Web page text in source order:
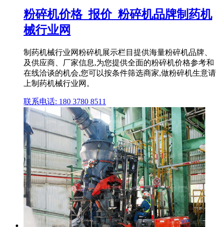
粉碎机价格_报价_粉碎机品牌制药机
械行业网
制药机械行业网粉碎机展示栏目提供海量粉碎机品牌、
及供应商、厂家信息,为您提供全面的粉碎机价格参考和
在线洽谈的机会,您可以按条件筛选商家,做粉碎机生意请
上制药机械行业网。
联系电话: 180 3780 8511